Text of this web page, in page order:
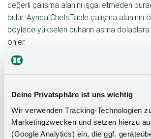
Deine Privatsphäre ist uns wichtig
Wir verwenden Tracking-Technologien
Marketingzwecken und setzen hierzu
(Google Analytics) ein, die ggf.
değerli çalışma alanını işgal etmeden
bulur. Ayrıca ChefsTable çalışma alanının
böylece yükselen buharın asma
önler.
ChefsTable, mutfak düzenini yeni bir
bağlantı parçası, ağır aletlerin yumuşak
robotları için olsun – döner bağlantı
yük taşıyabilen tüm mutfak aletleri için